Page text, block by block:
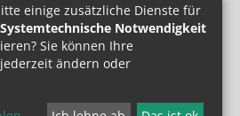
einige zusätzliche Dienste für
Notwendigkeit
Sie können Ihre
ändern oder